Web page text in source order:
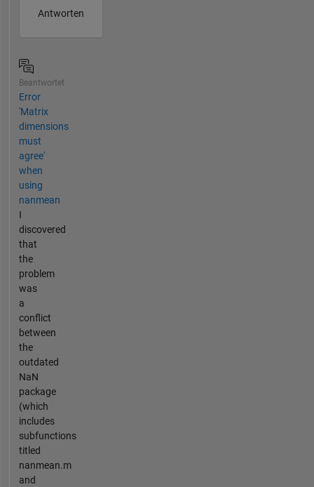
Antworten
Beantwortet
Error
'Matrix
dimensions
must
agree'
when
using
nanmean
I
discovered
that
the
problem
was
a
conflict
between
the
outdated
NaN
package
(which
includes
subfunctions
titled
nanmean.m
and